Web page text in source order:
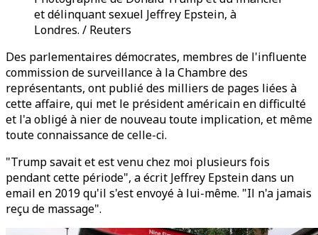
et délinquant sexuel Jeffrey Epstein, à
Londres. / Reuters
Des parlementaires démocrates, membres de l'influente
commission de surveillance à la Chambre des
représentants, ont publié des milliers de pages liées à
cette affaire, qui met le président américain en difficulté
et l'a obligé à nier de nouveau toute implication, et même
toute connaissance de celle-ci.
"Trump savait et est venu chez moi plusieurs fois
pendant cette période", a écrit Jeffrey Epstein dans un
email en 2019 qu'il s'est envoyé à lui-même. "Il n'a jamais
reçu de massage".